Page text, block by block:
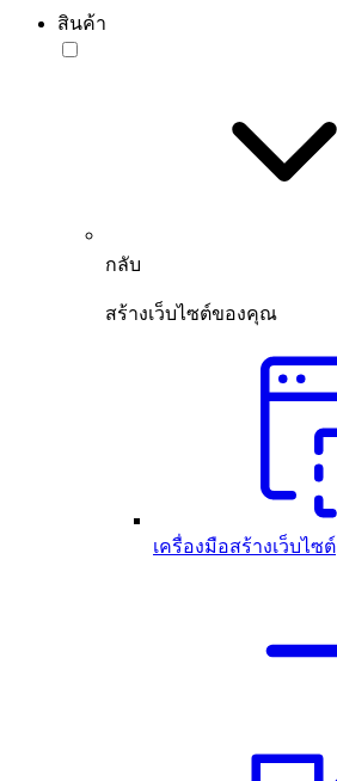
สินค้า
กลับ
สร้างเว็บไซต์ของคุณ
เครื่องมือสร้างเว็บไซต์